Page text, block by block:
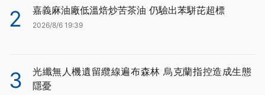
2 嘉義麻油廠低溫焙炒苦茶油 仍驗出苯駢芘超標
2026/8/6 19:39
3
光纖無人機遺留纜線遍布森林 烏克蘭指控造成生態
隱憂